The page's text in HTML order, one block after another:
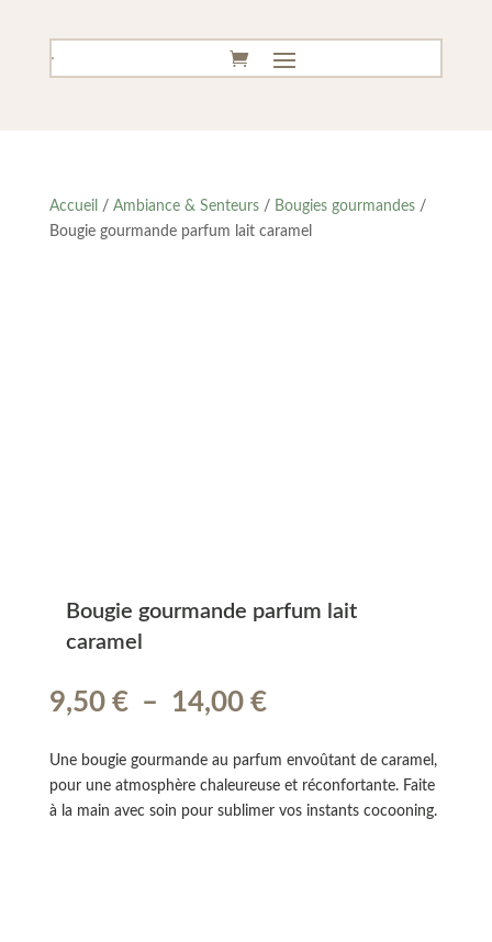
Accueil / Ambiance & Senteurs/ Bougies gourmandes/
Bougie gourmande parfum lait caramel
Bougie gourmande parfum lait
caramel
9,50 € – 14,00 €Plage
prix :
9,50 €
à
Une bougie gourmande au parfum envoûtant de caramel,
pour une atmosphère chaleureuse et réconfortante. Faite
à la main avec soin pour sublimer vos instants cocooning.